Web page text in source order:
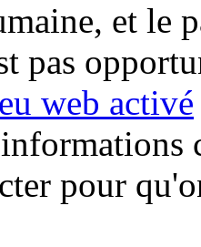
et le
pas
web activé
pour